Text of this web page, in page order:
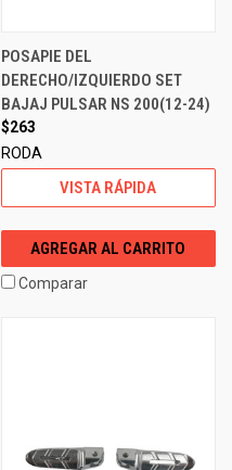
POSAPIE DEL
DERECHO/IZQUIERDO SET
BAJAJ PULSAR NS 200(12-24)
$263
RODA
VISTA RÁPIDA
AGREGAR AL CARRITO
Comparar